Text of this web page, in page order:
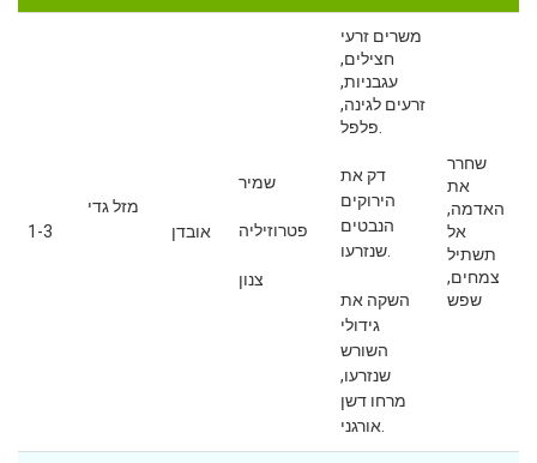
1-3
מזל גדי
אובדן
שמיר
פטרוזיליה
צנון
משרים זרעי
חצילים,
עגבניות,
זרעים לגינה,
דק את
הירוקים
הנבטים
השקה את
גידולי
השורש
שנזרעו,
מרחו דשן
שחרר
את
האדמה,
אל
תשתיל
צמחים,
שפש